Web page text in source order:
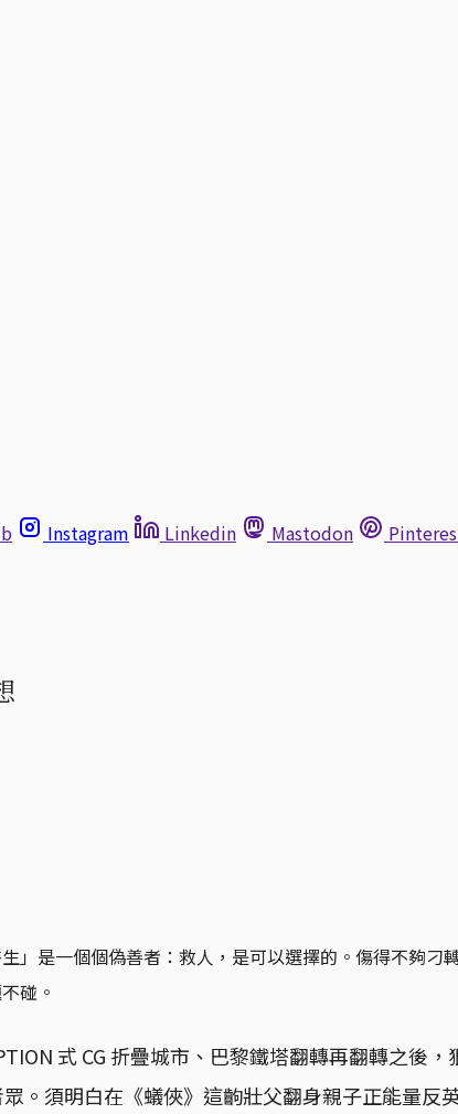
Instagram Linkedin Mastodon
生」是一個個偽善者：救人，是可以選擇的。傷得不夠刁
碰。
式 CG 折疊城市、巴黎鐵塔翻轉再翻轉之後
。須明白在《蟻俠》這齣壯父翻身親子正能量反